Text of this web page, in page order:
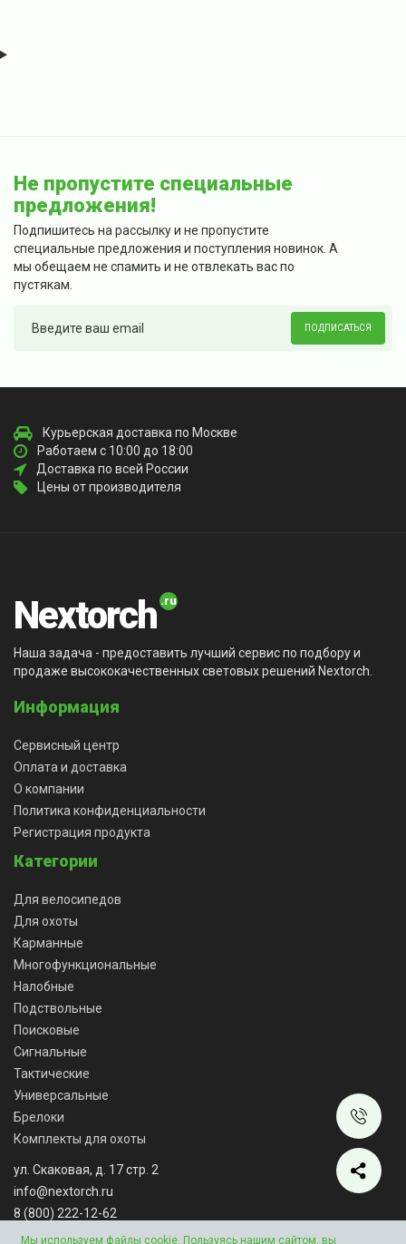
Не пропустите специальные
предложения!
Подпишитесь на рассылку и не пропустите
специальные предложения и поступления новинок. А
мы обещаем не спамить и не отвлекать вас по
пустякам.
ПОДПИСАТЬСЯ
Курьерская доставка по Москве
Работаем с 10:00 до 18:00
Доставка по всей России
Цены от производителя
Nextorch
Наша задача - предоставить лучший сервис по подбору и
продаже высококачественных световых решений Nextorch.
Информация
Сервисный центр
Оплата и доставка
О компании
Политика конфиденциальности
Регистрация продукта
Категории
Для велосипедов
Для охоты
Карманные
Многофункциональные
Налобные
Подствольные
Поисковые
Сигнальные
Тактические
Универсальные
Брелоки
Комплекты для охоты
ул. Скаковая, д. 17 стр. 2
info@nextorch.ru
8 (800) 222-12-62
Мы работаем: ПН-ВС: 10:00 - 18:00
Мы используем файлы cookie. Пользуясь нашим сайтом, вы